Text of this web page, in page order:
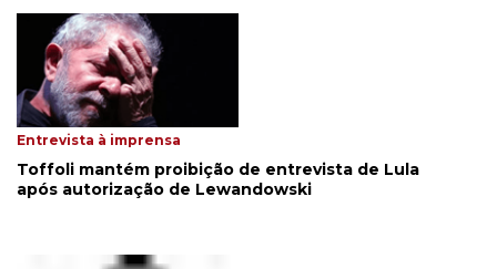
Entrevista à imprensa
Toffoli mantém proibição de entrevista de Lula
após autorização de Lewandowski